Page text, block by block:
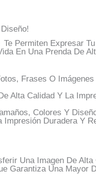
Permiten Expresar
En Una Prenda De
Frases O
Alta Calidad Y La
Colores Y
Impresión Duradera Y
Una Imagen De
Garantiza Una Mayor